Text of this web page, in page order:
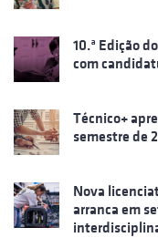
10.ª Edição
com
Técnico+
semestre de
Nova
arranca em